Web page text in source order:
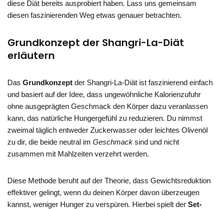
diese Diät bereits ausprobiert haben. Lass uns gemeinsam
diesen faszinierenden Weg etwas genauer betrachten.
Grundkonzept der Shangri-La-Diät
erläutern
Das Grundkonzept der Shangri-La-Diät ist faszinierend einfach
und basiert auf der Idee, dass ungewöhnliche Kalorienzufuhr
ohne ausgeprägten Geschmack den Körper dazu veranlassen
kann, das natürliche Hungergefühl zu reduzieren. Du nimmst
zweimal täglich entweder Zuckerwasser oder leichtes Olivenöl
zu dir, die beide neutral im Geschmack sind und nicht
zusammen mit Mahlzeiten verzehrt werden.
Diese Methode beruht auf der Theorie, dass Gewichtsreduktion
effektiver gelingt, wenn du deinen Körper davon überzeugen
kannst, weniger Hunger zu verspüren. Hierbei spielt der Set-